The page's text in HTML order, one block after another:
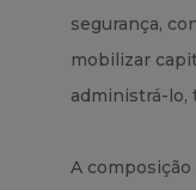
segurança,
mobilizar
administrá-lo,
A